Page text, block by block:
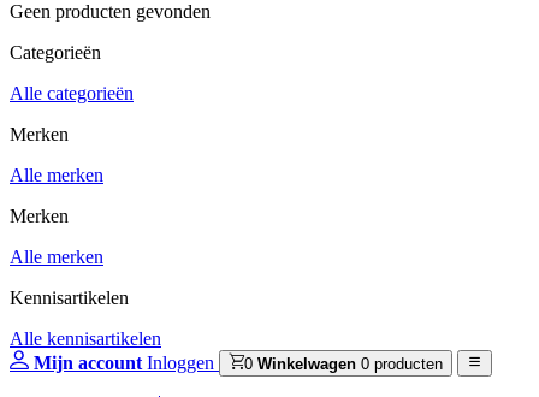
Geen producten gevonden
Categorieën
Alle categorieën
Merken
Alle merken
Merken
Alle merken
Kennisartikelen
Alle kennisartikelen
Mijn account Inloggen 0 Winkelwagen 0 producten